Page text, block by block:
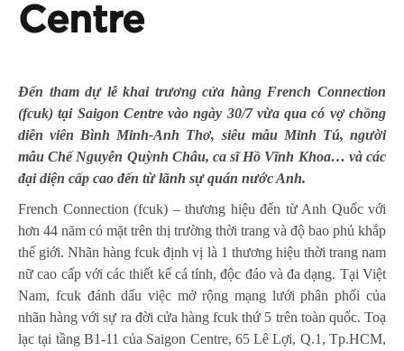
Centre
Đến tham dự lễ khai trương cửa hàng French Connection
(fcuk) tại Saigon Centre vào ngày 30/7 vừa qua có vợ chồng
diễn viên Bình Minh-Anh Thơ, siêu mẫu Minh Tú, người
mẫu Chế Nguyễn Quỳnh Châu, ca sĩ Hồ Vĩnh Khoa… và các
đại diện cấp cao đến từ lãnh sự quán nước Anh.
French Connection (fcuk) – thương hiệu đến từ Anh Quốc với
hơn 44 năm có mặt trên thị trường thời trang và độ bao phủ khắp
thế giới. Nhãn hàng fcuk định vị là 1 thương hiệu thời trang nam
nữ cao cấp với các thiết kế cá tính, độc đáo và đa dạng. Tại Việt
Nam, fcuk đánh dấu việc mở rộng mạng lưới phân phối của
nhãn hàng với sự ra đời cửa hàng fcuk thứ 5 trên toàn quốc. Toạ
lạc tại tầng B1-11 của Saigon Centre, 65 Lê Lợi, Q.1, Tp.HCM,